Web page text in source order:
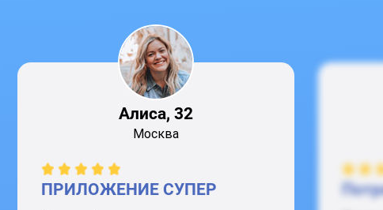
Алиса, 32
Москва
ПРИЛОЖЕНИЕ СУПЕР